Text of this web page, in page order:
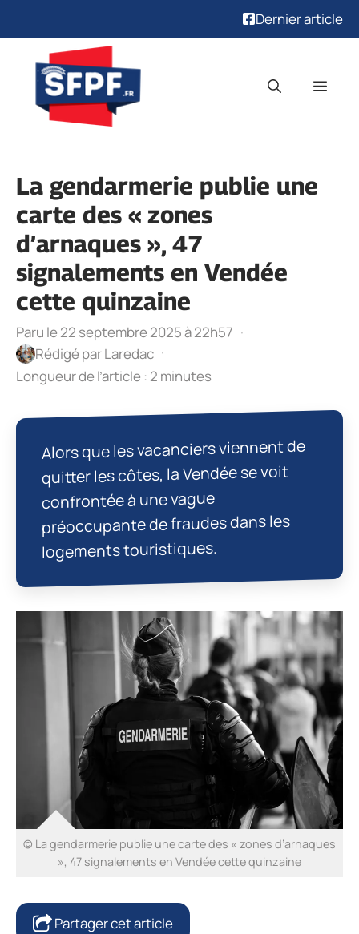
Dernier article
contenu
La gendarmerie publie une
carte des « zones
d’arnaques », 47
signalements en Vendée
cette quinzaine
Paru le 22 septembre 2025 à 22h57 ·
Rédigé parLaredac ·
Longueur de l’article : 2 minutes
Alors que les vacanciers viennent de
quitter les côtes, la Vendée se voit
confrontée à une vague
préoccupante de fraudes dans les
logements touristiques.
© La gendarmerie publie une carte des « zones d’arnaques
», 47 signalements en Vendée cette quinzaine
Partager cet article